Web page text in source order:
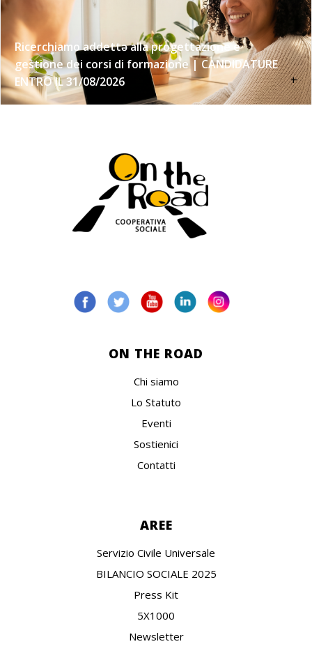
Ricerchiamo addettə alla progettazione e
gestione dei corsi di formazione | CANDIDATURE
ENTRO IL 31/08/2026
+
ON THE ROAD
Chi siamo
Lo Statuto
Eventi
Sostienici
Contatti
AREE
Servizio Civile Universale
BILANCIO SOCIALE 2025
Press Kit
5X1000
Newsletter